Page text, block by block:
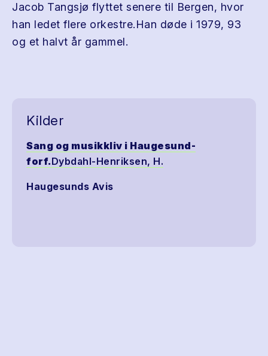
Jacob Tangsjø flyttet senere til Bergen, hvor
han ledet flere orkestre.Han døde i 1979, 93
og et halvt år gammel.
Kilder
Sang og musikkliv i Haugesund-
forf.Dybdahl-Henriksen, H.
Haugesunds Avis